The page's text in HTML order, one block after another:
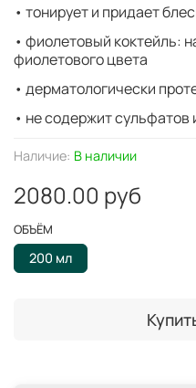
Наличие: В наличии
2080.00 руб
ОБЪЁМ
200 мл
• тонирует и придает
• фиолетовый коктейль:
фиолетового цвета
• дерматологически
• не содержит сульфатов